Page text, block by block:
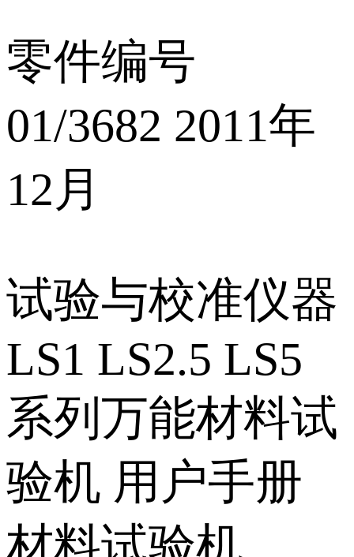
零件编号
01/3682 2011年
12月
试验与校准仪器
LS1 LS2.5 LS5
系列万能材料试
验机 用户手册
材料试验机